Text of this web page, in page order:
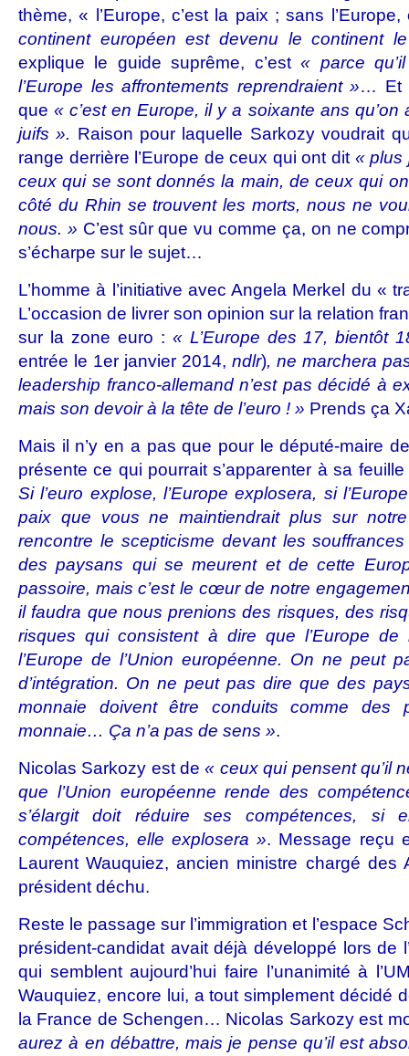
thème, « l’Europe, c’est la paix ; sans
continent européen est devenu le continent
explique le guide suprême, c’est« parce
l’Europe les affrontements reprendraient »… Et
que « c’est en Europe, il y a soixante ans
juifs ». Raison pour laquelle Sarkozy voudrait
range derrière l’Europe de ceux qui ont dit « plus
ceux qui se sont donnés la main, de ceux qui
côté du Rhin se trouvent les morts, nous ne
nous. » C’est sûr que vu comme ça, on ne
s’écharpe sur le sujet…
L’homme à l’initiative avec Angela Merkel du «
L’occasion de livrer son opinion sur la relation
sur la zone euro : « L’Europe des 17, bientôt
entrée le 1er janvier 2014, ndlr), ne marchera
leadership franco-allemand n’est pas décidé à
mais son devoir à la tête de l’euro ! » Prends ça
Mais il n’y en a pas que pour le député-maire
présente ce qui pourrait s’apparenter à sa
Si l’euro explose, l’Europe explosera, si
paix que vous ne maintiendrait plus sur
rencontre le scepticisme devant les
des paysans qui se meurent et de cette
passoire, mais c’est le cœur de notre
il faudra que nous prenions des risques, des
risques qui consistent à dire que l’Europe de
l’Europe de l’Union européenne. On ne peut
d’intégration. On ne peut pas dire que des
monnaie doivent être conduits comme
monnaie… Ça n’a pas de sens ».
Nicolas Sarkozy est de« ceux qui pensent qu’il
que l’Union européenne rende des
s’élargit doit réduire ses compétences, si
compétences, elle explosera ». Message reçu
Laurent Wauquiez, ancien ministre chargé des
président déchu.
Reste le passage sur l’immigration et l’espace
président-candidat avait déjà développé lors de
qui semblent aujourd’hui faire l’unanimité à
Wauquiez, encore lui, a tout simplement décidé
la France de Schengen… Nicolas Sarkozy est
aurez à en débattre, mais je pense qu’il est